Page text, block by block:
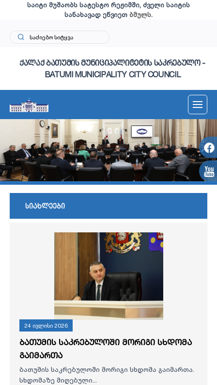
საიტი მუშაობს სატესტო რეჟიმში, ძველი საიტის
სანახავად ეწვიეთ ბმულს.
ქალაქ ბათუმის მუნიციპალიტეტის საკრებულო -
BATUMI MUNICIPALITY CITY COUNCIL
სიახლეები
24 ივლისი 2026
ბათუმის საკრებულოში მორიგი სხდომა
გაიმართა
ბათუმის საკრებულოში მორიგი სხდომა გაიმართა.
სხდომაზე მიღებული...